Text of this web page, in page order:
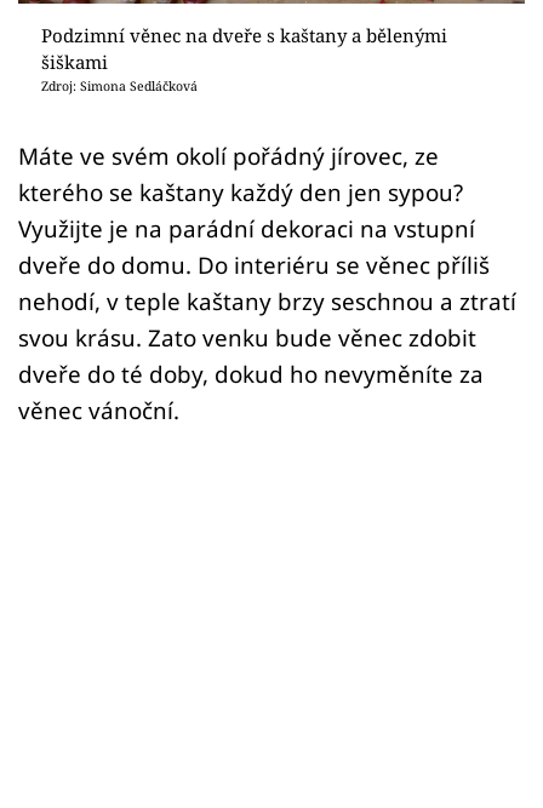
Sledujte nás
Podzimní věnec na dveře s kaštany a bělenými
šiškami
Zdroj: Simona Sedláčková
Máte ve svém okolí pořádný jírovec, ze
kterého se kaštany každý den jen sypou?
Využijte je na parádní dekoraci na vstupní
dveře do domu. Do interiéru se věnec příliš
nehodí, v teple kaštany brzy seschnou a ztratí
svou krásu. Zato venku bude věnec zdobit
dveře do té doby, dokud ho nevyměníte za
věnec vánoční.